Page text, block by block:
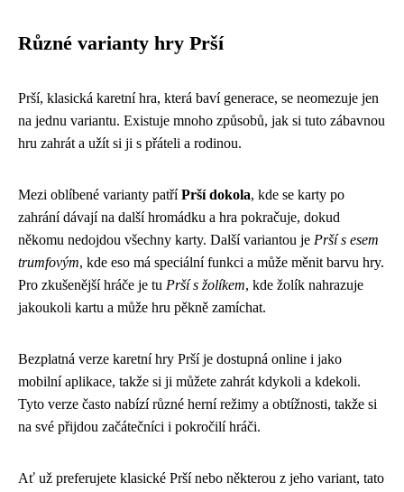
Různé varianty hry Prší
Prší, klasická karetní hra, která baví generace, se neomezuje jen
na jednu variantu. Existuje mnoho způsobů, jak si tuto zábavnou
hru zahrát a užít si ji s přáteli a rodinou.
Mezi oblíbené varianty patříPrší dokola, kde se karty po
zahrání dávají na další hromádku a hra pokračuje, dokud
někomu nedojdou všechny karty. Další variantou je Prší s esem
trumfovým, kde eso má speciální funkci a může měnit barvu hry.
Pro zkušenější hráče je tu Prší s žolíkem, kde žolík nahrazuje
jakoukoli kartu a může hru pěkně zamíchat.
Bezplatná verze karetní hry Prší je dostupná online i jako
mobilní aplikace, takže si ji můžete zahrát kdykoli a kdekoli.
Tyto verze často nabízí různé herní režimy a obtížnosti, takže si
na své přijdou začátečníci i pokročilí hráči.
Ať už preferujete klasické Prší nebo některou z jeho variant, tato